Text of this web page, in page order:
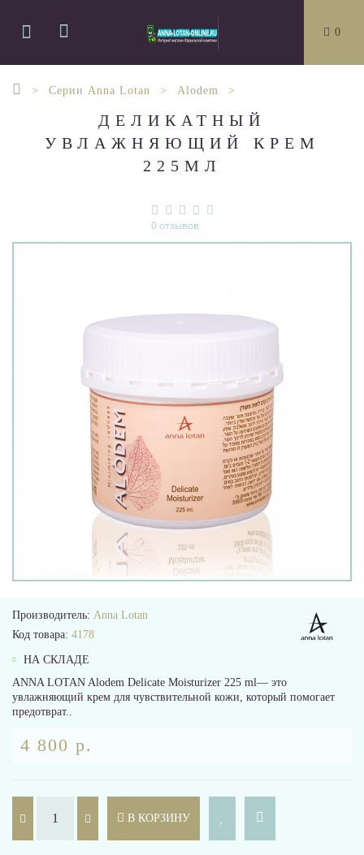
0
Серии Anna Lotan Alodem
ДЕЛИКАТНЫЙ
УВЛАЖНЯЮЩИЙ КРЕМ
225МЛ
0 отзывов
Производитель: Anna Lotan
Код товара: 4178
НА СКЛАДЕ
ANNA LOTAN Alodem Delicate Moisturizer 225 ml— это
увлажняющий крем для чувствительной кожи, который помогает
предотврат..
4 800 р.
В КОРЗИНУ